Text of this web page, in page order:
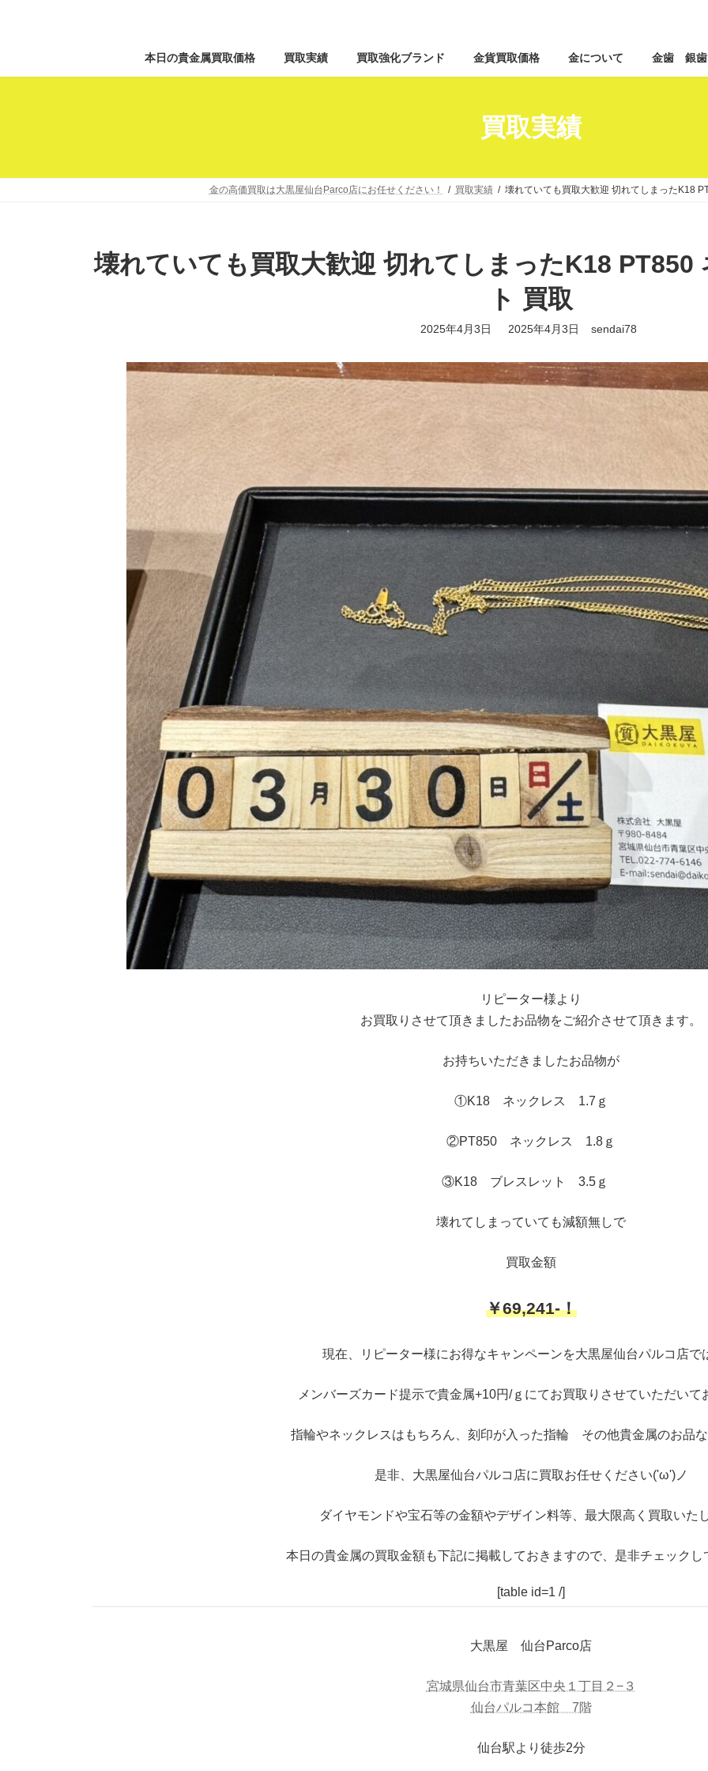
ン
テ
ツ
へ
ッ
プ
ビ
ゲ
シ
ョ
移
動
本日の貴金属買取価格 買取実績 買取強化ブランド 金貨買取価格 金について 金歯 銀歯
買取実績
金の高価買取は大黒屋仙台Parco店にお任せください！ 買取実績 壊れていても買取大歓迎 切れてしまったK18
壊れていても買取大歓迎 切れてしまったK18 PT850
ト 買取
2025年4月3日
最
新
日
時
2025年4月3日 sendai78
リピーター様より
お買取りさせて頂きましたお品物をご紹介させて頂きます。
お持ちいただきましたお品物が
①K18 ネックレス 1.7ｇ
②PT850 ネックレス 1.8ｇ
③K18 ブレスレット 3.5ｇ
壊れてしまっていても減額無しで
買取金額
￥69,241-！
現在、リピーター様にお得なキャンペーンを大黒屋仙台パルコ店で
メンバーズカード提示で貴金属+10円/ｇにてお買取りさせていただいて
指輪やネックレスはもちろん、刻印が入った指輪 その他貴金属のお品
是非、大黒屋仙台パルコ店に買取お任せください('ω')ノ
ダイヤモンドや宝石等の金額やデザイン料等、最大限高く買取いた
本日の貴金属の買取金額も下記に掲載しておきますので、是非チェックし
[table id=1 /]
大黒屋 仙台Parco店
宮城県仙台市青葉区中央１丁目２−３
仙台パルコ本館 7階
仙台駅より徒歩2分